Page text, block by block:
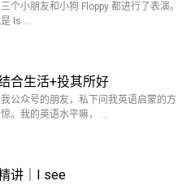
个小朋友和小狗 Floppy 都进行了表演。
Is …
合生活+投其所好
公众号的朋友，私下问我英语启蒙的方
。我的英语水平嘛， …
讲｜I see